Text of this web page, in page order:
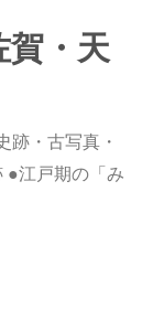
・天
跡・古写真・
●江戸期の「み